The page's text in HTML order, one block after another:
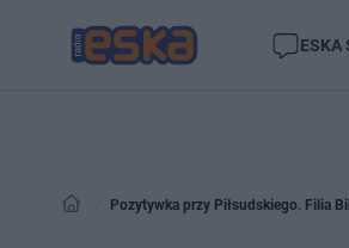
ESKA
Pozytywka przy Piłsudskiego. Filia